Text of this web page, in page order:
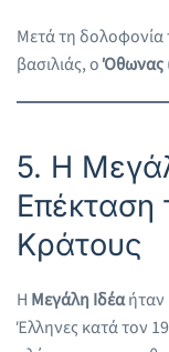
Μετά τη δολοφονία
βασιλιάς, οΌθωνας
5. Η
Επέκταση
Κράτους
Η Μεγάλη Ιδέαήταν
Έλληνες κατά τον